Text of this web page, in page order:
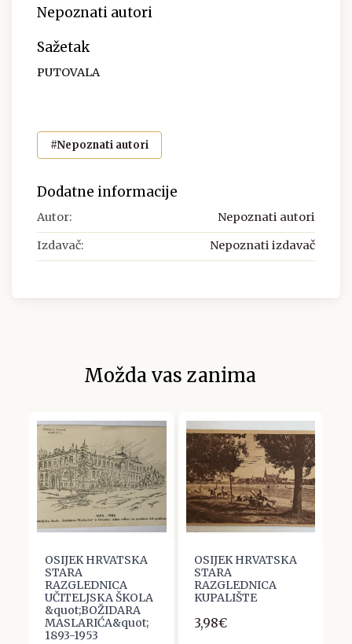
Nepoznati autori
Sažetak
PUTOVALA
#Nepoznati autori
Dodatne informacije
Autor: Nepoznati autori
Izdavač: Nepoznati izdavač
Možda vas zanima
OSIJEK HRVATSKA
STARA
RAZGLEDNICA
UČITELJSKA ŠKOLA
&quot;BOŽIDARA
MASLARIĆA&quot;
1893-1953
OSIJEK HRVATSKA
STARA
RAZGLEDNICA
KUPALIŠTE
3,98€